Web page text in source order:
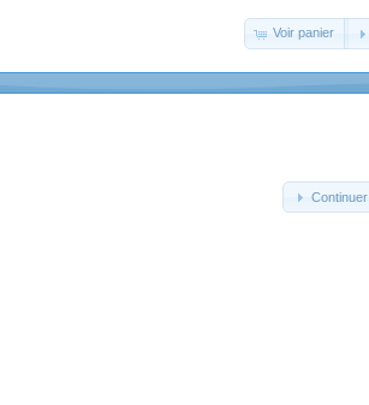
Voir panier
Continuer